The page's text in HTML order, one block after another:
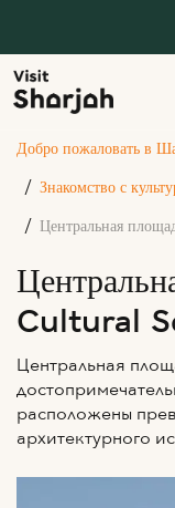
Добро пожаловать в
Знакомство с
Центральная
Cultural
Центральная
расположены
архитектурного